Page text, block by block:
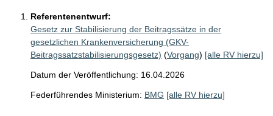
Referentenentwurf:
Gesetz zur Stabilisierung der Beitragssätze in der
gesetzlichen Krankenversicherung (GKV-
Beitragssatzstabilisierungsgesetz) (Vorgang) [alle RV hierzu]
Datum der Veröffentlichung: 16.04.2026
Federführendes Ministerium: BMG [alle RV hierzu]